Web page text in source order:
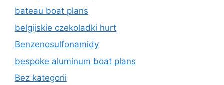
bateau boat plans
belgijskie czekoladki hurt
Benzenosulfonamidy
bespoke aluminum boat plans
Bez kategorii